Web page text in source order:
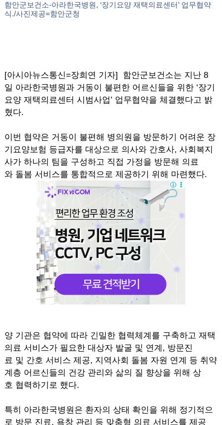
함안군보건소-아라한국병원, ‘장기요양 재택의료센터’ 업무협약
식./사진제공=함안군청
[아시아뉴스통신=장희연 기자] 함안군보건소는 지난 8
일 아라한국병원과 거동이 불편한 어르신들을 위한 ‘장기
요양 재택의료센터 시범사업’ 업무협약을 체결했다고 밝
혔다.
이번 협약은 거동이 불편해 병의원을 방문하기 어려운 장
기요양보험 등급자를 대상으로 의사와 간호사, 사회복지
사가 하나의 팀을 구성하고 직접 가정을 방문해 의료
와 돌봄 서비스를 통합적으로 제공하기 위해 마련했다.
양 기관은 협약에 따라 긴밀한 협력체계를 구축하고 재택
의료 서비스가 필요한 대상자 발굴 및 연계, 방문진
료 및 간호 서비스 제공, 지역사회 돌봄 자원 연계 등 취약
계층 어르신들의 건강 관리와 삶의 질 향상을 위해 상
호 협력하기로 했다.
특히 아라한국병원은 환자의 상태 확인을 위해 정기적으
로 방문 진료, 욕창 관리 등 맞춤형 의료 서비스를 제공